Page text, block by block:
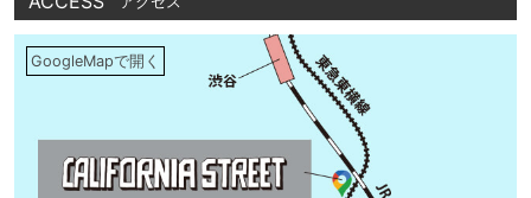
GoogleMapで開く